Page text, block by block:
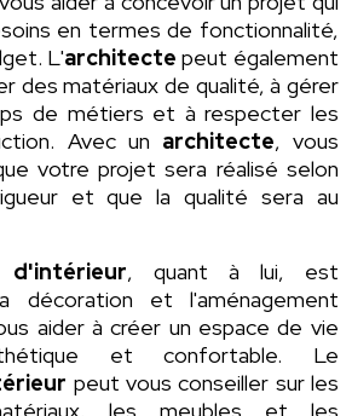
en termes de fonctionnalité,
L'architecte peut également
des matériaux de qualité, à gérer
de métiers et à respecter les
Avec un architecte, vous
votre projet sera réalisé selon
et que la qualité sera au
d'intérieur, quant à lui, est
décoration et l'aménagement
aider à créer un espace de vie
et confortable. Le
peut vous conseiller sur les